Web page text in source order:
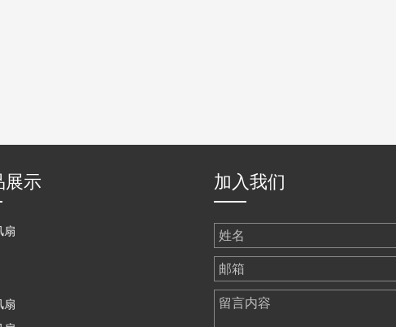
展示
扇
扇
加入我们